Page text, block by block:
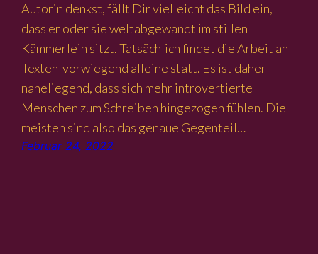
Autorin denkst, fällt Dir vielleicht das Bild ein,
dass er oder sie weltabgewandt im stillen
Kämmerlein sitzt. Tatsächlich findet die Arbeit an
Texten vorwiegend alleine statt. Es ist daher
naheliegend, dass sich mehr introvertierte
Menschen zum Schreiben hingezogen fühlen. Die
meisten sind also das genaue Gegenteil…
Februar 24, 2022